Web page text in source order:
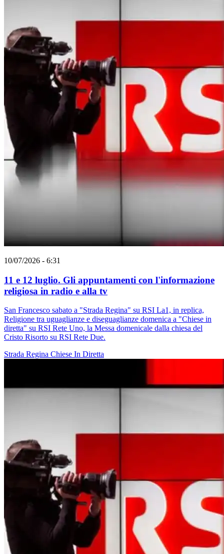
10/07/2026 - 6:31
11 e 12 luglio. Gli appuntamenti con l'informazione
religiosa in radio e alla tv
San Francesco sabato a "Strada Regina" su RSI La1, in replica,
Religione tra uguaglianze e diseguaglianze domenica a "Chiese in
diretta" su RSI Rete Uno, la Messa domenicale dalla chiesa del
Cristo Risorto su RSI Rete Due.
Strada Regina Chiese In Diretta